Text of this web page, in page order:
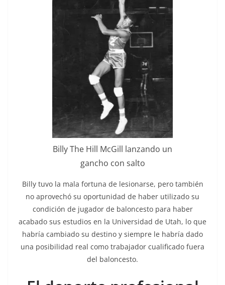
Billy The Hill McGill lanzando un
gancho con salto
Billy tuvo la mala fortuna de lesionarse, pero también
no aprovechó su oportunidad de haber utilizado su
condición de jugador de baloncesto para haber
acabado sus estudios en la Universidad de Utah, lo que
habría cambiado su destino y siempre le habría dado
una posibilidad real como trabajador cualificado fuera
del baloncesto.